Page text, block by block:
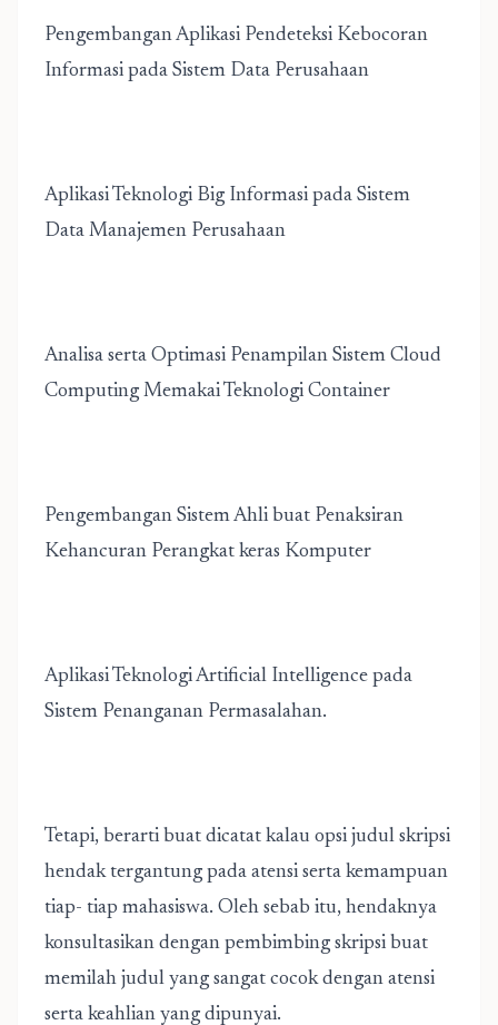
Pengembangan Aplikasi Pendeteksi Kebocoran
Informasi pada Sistem Data Perusahaan
Aplikasi Teknologi Big Informasi pada Sistem
Data Manajemen Perusahaan
Analisa serta Optimasi Penampilan Sistem Cloud
Computing Memakai Teknologi Container
Pengembangan Sistem Ahli buat Penaksiran
Kehancuran Perangkat keras Komputer
Aplikasi Teknologi Artificial Intelligence pada
Sistem Penanganan Permasalahan.
Tetapi, berarti buat dicatat kalau opsi judul skripsi
hendak tergantung pada atensi serta kemampuan
tiap- tiap mahasiswa. Oleh sebab itu, hendaknya
konsultasikan dengan pembimbing skripsi buat
memilah judul yang sangat cocok dengan atensi
serta keahlian yang dipunyai.